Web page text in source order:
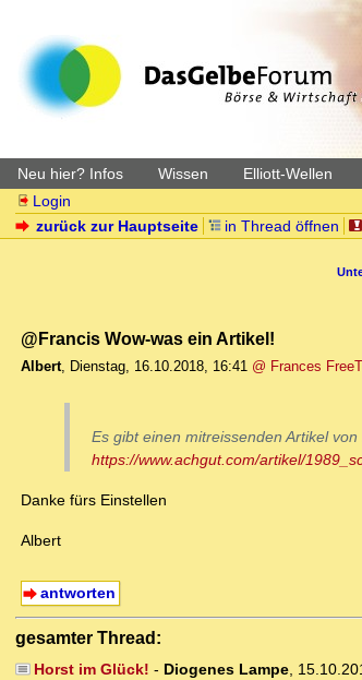
Neu hier? Infos Wissen Elliott-Wellen
Login
zurück zur Hauptseite
in Thread öffnen
@Francis Wow-was ein Artikel!
Albert, Dienstag, 16.10.2018, 16:41 @ Frances
Es gibt einen mitreissenden Artikel
https://www.achgut.com/artikel/
Danke fürs Einstellen
Albert
antworten
gesamter Thread:
Horst im Glück! - Diogenes Lampe,